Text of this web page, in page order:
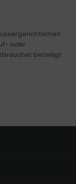
oder
beteiligt